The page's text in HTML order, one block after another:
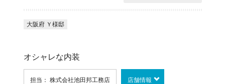
大阪府 Ｙ様邸
オシャレな内装
担当： 株式会社池田邦工務店 店舗情報